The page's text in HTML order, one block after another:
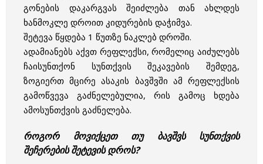
გონების დაკარგვას შეიძლება თან ახლდეს
ხანმოკლე დროით კიდურების დაჭიმვა.
შეტევა წყდება 1 წუთზე ნაკლებ დროში.
ადამიანებს აქვთ რეფლექსი, რომელიც აიძულებს
ჩაისუნთქონ სუნთქვის შეკავების შემდეგ,
ზოგიერთ მცირე ასაკის ბავშვში ამ რეფლექსის
გამოწვევა გაძნელებულია, რის გამოც ხდება
ამოსუნთქვის გაძნელება.
როგორ მოვიქცეთ თუ ბავშვს სუნთქვის
შეჩერების შეტევის დროს?